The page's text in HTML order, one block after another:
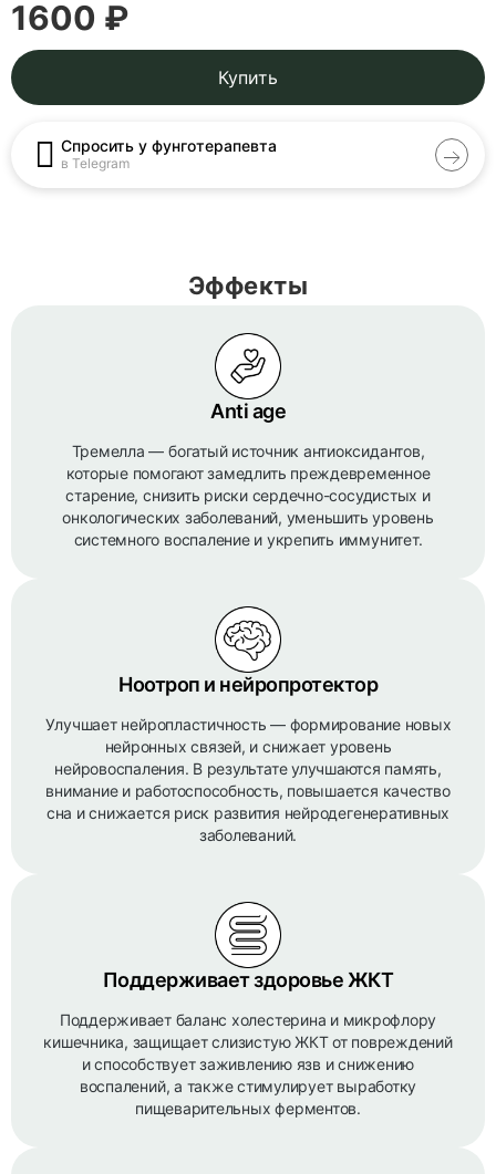
1600 ₽
Купить
Спросить у фунготерапевта
в Telegram
Эффекты
Anti age
Тремелла — богатый источник антиоксидантов,
которые помогают замедлить преждевременное
старение, снизить риски сердечно-сосудистых и
онкологических заболеваний, уменьшить уровень
системного воспаление и укрепить иммунитет.
Ноотроп и нейропротектор
Улучшает нейропластичность — формирование новых
нейронных связей, и снижает уровень
нейровоспаления. В результате улучшаются память,
внимание и работоспособность, повышается качество
сна и снижается риск развития нейродегенеративных
заболеваний.
Поддерживает здоровье ЖКТ
Поддерживает баланс холестерина и микрофлору
кишечника, защищает слизистую ЖКТ от повреждений
и способствует заживлению язв и снижению
воспалений, а также стимулирует выработку
пищеварительных ферментов.